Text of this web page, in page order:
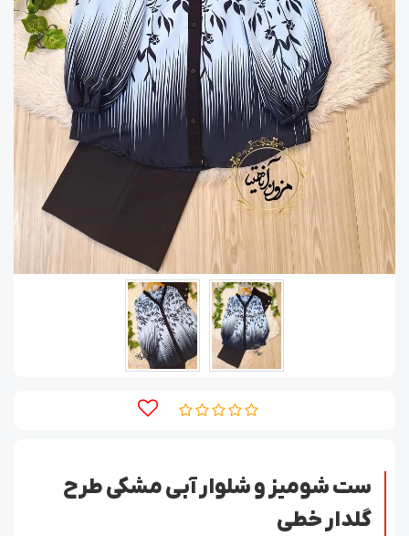
ست شومیز و شلوار آبی مشکی طرح
گلدار خطی